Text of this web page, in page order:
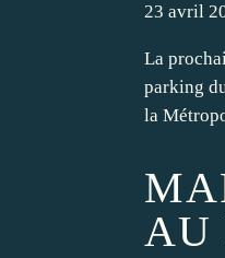
23 avril
La
parking
la
AU